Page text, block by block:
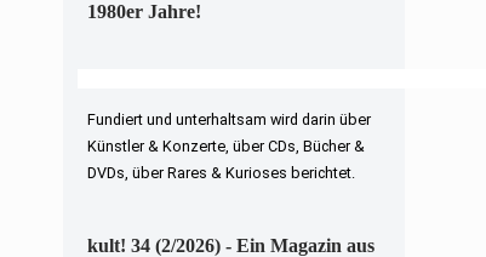
1980er Jahre!
Fundiert und unterhaltsam wird darin über
Künstler & Konzerte, über CDs, Bücher &
DVDs, über Rares & Kurioses berichtet.
kult! 34 (2/2026) - Ein Magazin aus